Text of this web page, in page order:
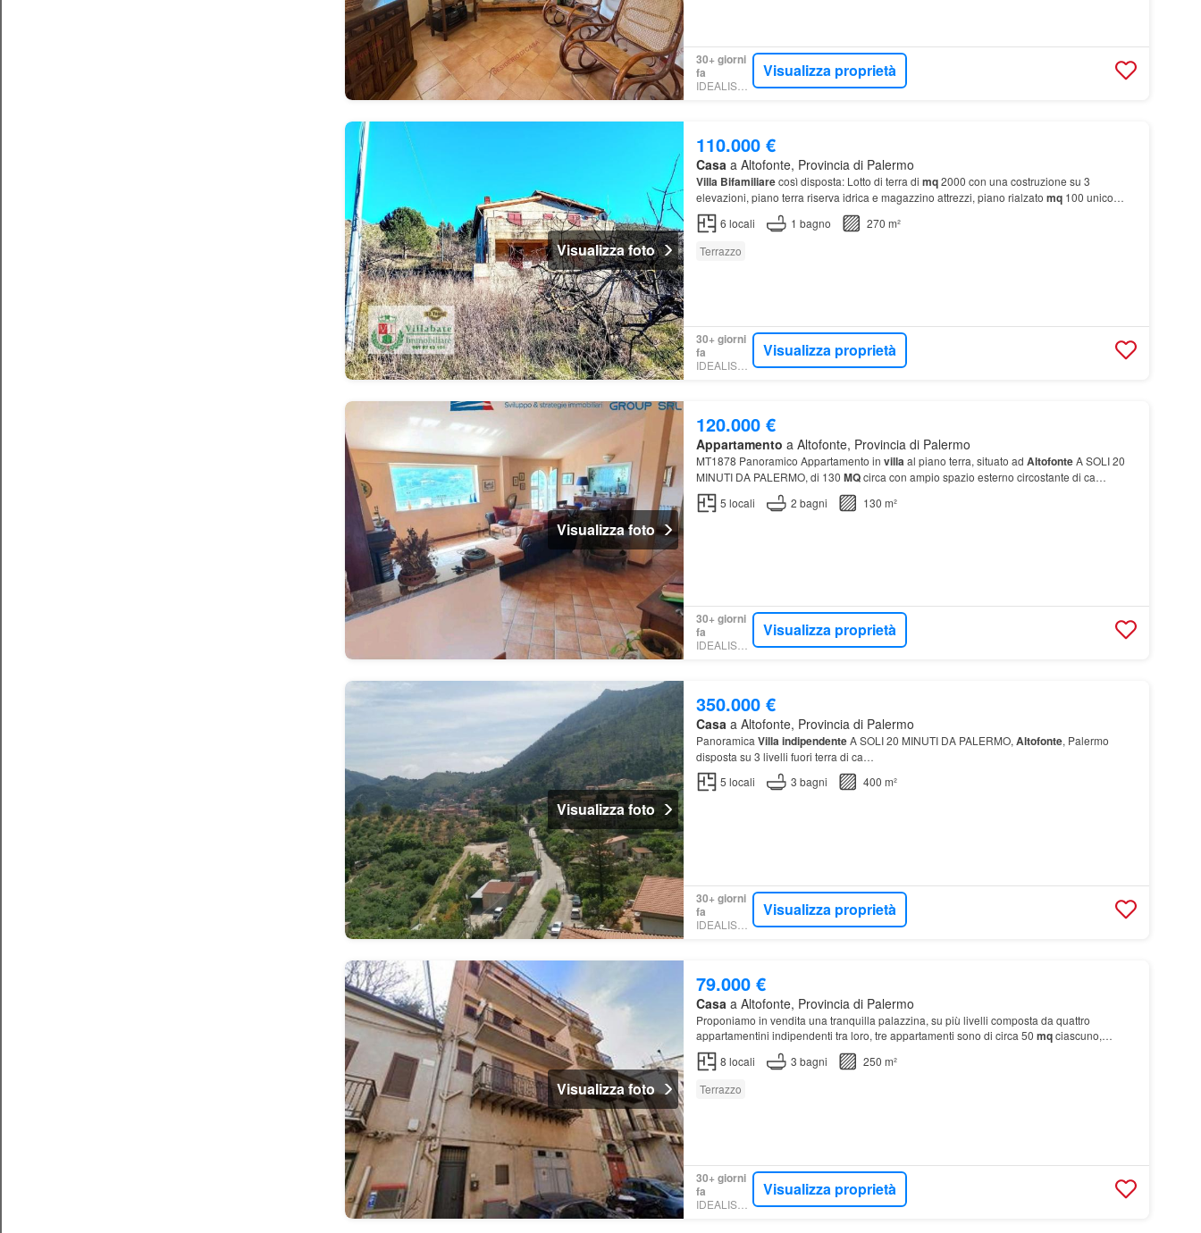
30+ giorni
fa
IDEALISTA.IT
Visualizza proprietà
Visualizza foto
110.000 €
Casa a Altofonte, Provincia di Palermo
Villa Bifamiliarecosì disposta: Lotto di terra di mq2000 con una costruzione su 3
elevazioni, piano terra riserva idrica e magazzino attrezzi, piano rialzato mq100 unico
ambiente da tramezzare con servicio e terrazzo, pian…
6 locali 1 bagno
270 m²
Terrazzo
30+ giorni
fa
IDEALISTA.IT
Visualizza proprietà
Visualizza foto
120.000 €
Appartamento a Altofonte, Provincia di Palermo
MT1878 Panoramico Appartamento in villaal piano terra, situato ad AltofonteA SOLI 20
MINUTI DA PALERMO, di 130 MQcirca con ampio spazio esterno circostante di ca…
5 locali 2 bagni 130 m²
30+ giorni
fa
IDEALISTA.IT
Visualizza proprietà
Visualizza foto
350.000 €
Casa a Altofonte, Provincia di Palermo
Panoramica Villa indipendenteA SOLI 20 MINUTI DA PALERMO, Altofonte, Palermo
disposta su 3 livelli fuori terra di ca…
5 locali 3 bagni 400 m²
30+ giorni
fa
IDEALISTA.IT
Visualizza proprietà
Visualizza foto
79.000 €
Casa a Altofonte, Provincia di Palermo
Proponiamo in vendita una tranquilla palazzina, su più livelli composta da quattro
appartamentini indipendenti tra loro, tre appartamenti sono di circa 50 mqciascuno,
mentre al quarto piano troviamo un vano di circa 25
8 locali 3 bagni
250 m²
Terrazzo
30+ giorni
fa
IDEALISTA.IT
Visualizza proprietà